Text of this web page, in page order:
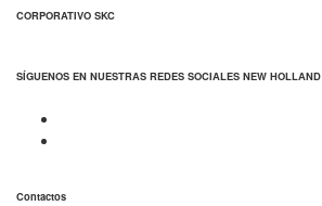
CORPORATIVO SKC
SÍGUENOS EN NUESTRAS REDES SOCIALES NEW HOLLAND
Contactos